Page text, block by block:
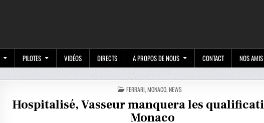
PILOTES VIDÉOS DIRECTS A PROPOS DE NOUS CONTACT NOS AMIS
POSTED
IN
FERRARI,MONACO,NEWS
Hospitalisé, Vasseur manquera les
Monaco